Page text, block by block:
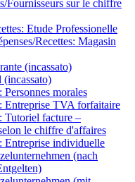
Fournisseurs sur le chiffre
Etude Professionelle
Recettes: Magasin
(incassato)
morales
Entreprise TVA forfaitaire
Tutoriel facture –
le chiffre d'affaires
Entreprise individuelle
(nach